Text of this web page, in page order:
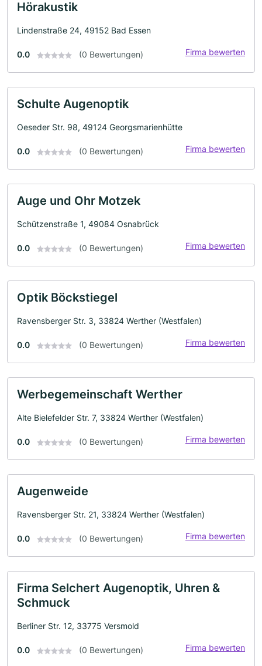
Hörakustik
Lindenstraße 24, 49152 Bad Essen
0.0 (0 Bewertungen) Firma bewerten
Schulte Augenoptik
Oeseder Str. 98, 49124 Georgsmarienhütte
0.0 (0 Bewertungen) Firma bewerten
Auge und Ohr Motzek
Schützenstraße 1, 49084 Osnabrück
0.0 (0 Bewertungen) Firma bewerten
Optik Böckstiegel
Ravensberger Str. 3, 33824 Werther (Westfalen)
0.0 (0 Bewertungen) Firma bewerten
Werbegemeinschaft Werther
Alte Bielefelder Str. 7, 33824 Werther (Westfalen)
0.0 (0 Bewertungen) Firma bewerten
Augenweide
Ravensberger Str. 21, 33824 Werther (Westfalen)
0.0 (0 Bewertungen) Firma bewerten
Firma Selchert Augenoptik, Uhren &
Schmuck
Berliner Str. 12, 33775 Versmold
0.0 (0 Bewertungen) Firma bewerten